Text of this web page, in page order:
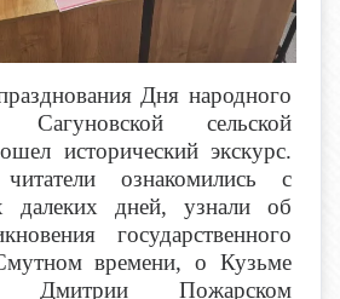
Дня народного
сельской
исторический экскурс.
ознакомились с
далеких дней, узнали об
государственного
времени, о Кузьме
Пожарском